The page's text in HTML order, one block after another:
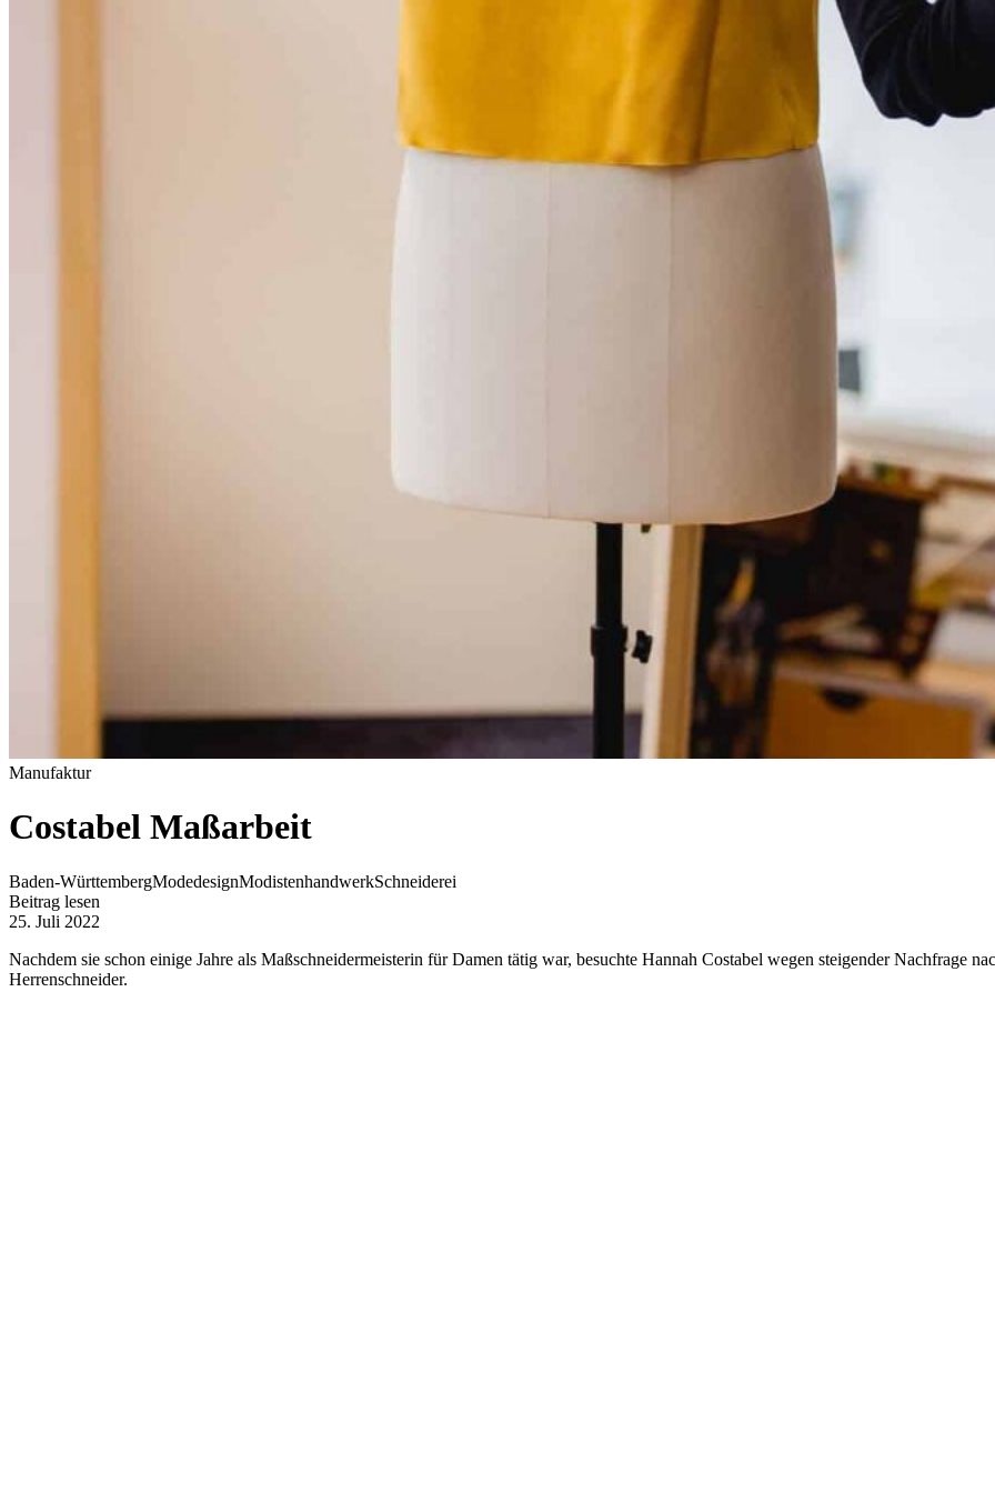
Manufaktur
Costabel Maßarbeit
Baden-WürttembergModedesignModistenhandwerkSchneiderei
Beitrag lesen
25. Juli 2022
Nachdem sie schon einige Jahre als Maßschneidermeisterin für Damen tätig war, besuchte Hannah Costabel wegen steigender Nachfrage
Herrenschneider.